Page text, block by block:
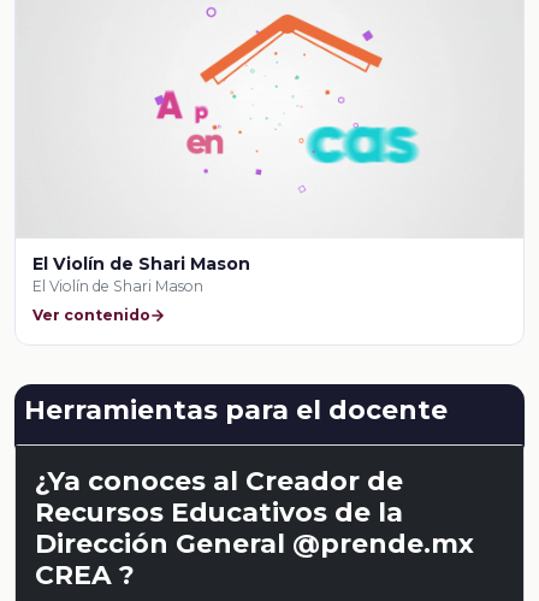
El Violín de Shari Mason
El Violín de Shari Mason
Ver contenido
Herramientas para el docente
¿Ya conoces al Creador de
Recursos Educativos de la
Dirección General @prende.mx
CREA ?